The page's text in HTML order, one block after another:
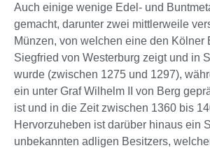
Auch einige wenige Edel- und
gemacht, darunter zwei mittlerweile
Münzen, von welchen eine den Kölner
Siegfried von Westerburg zeigt und in
wurde (zwischen 1275 und 1297),
ein unter Graf Wilhelm II von Berg
ist und in die Zeit zwischen 1360 bis
Hervorzuheben ist darüber hinaus ein
unbekannten adligen Besitzers,